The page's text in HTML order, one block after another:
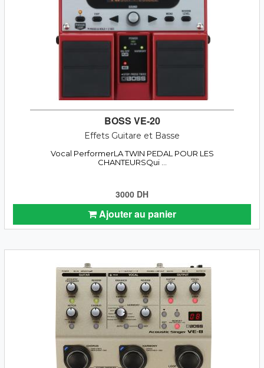
BOSS VE-20
Effets Guitare et Basse
Vocal PerformerLA TWIN PEDAL POUR LES
CHANTEURSQui ...
3000 DH
Ajouter au panier